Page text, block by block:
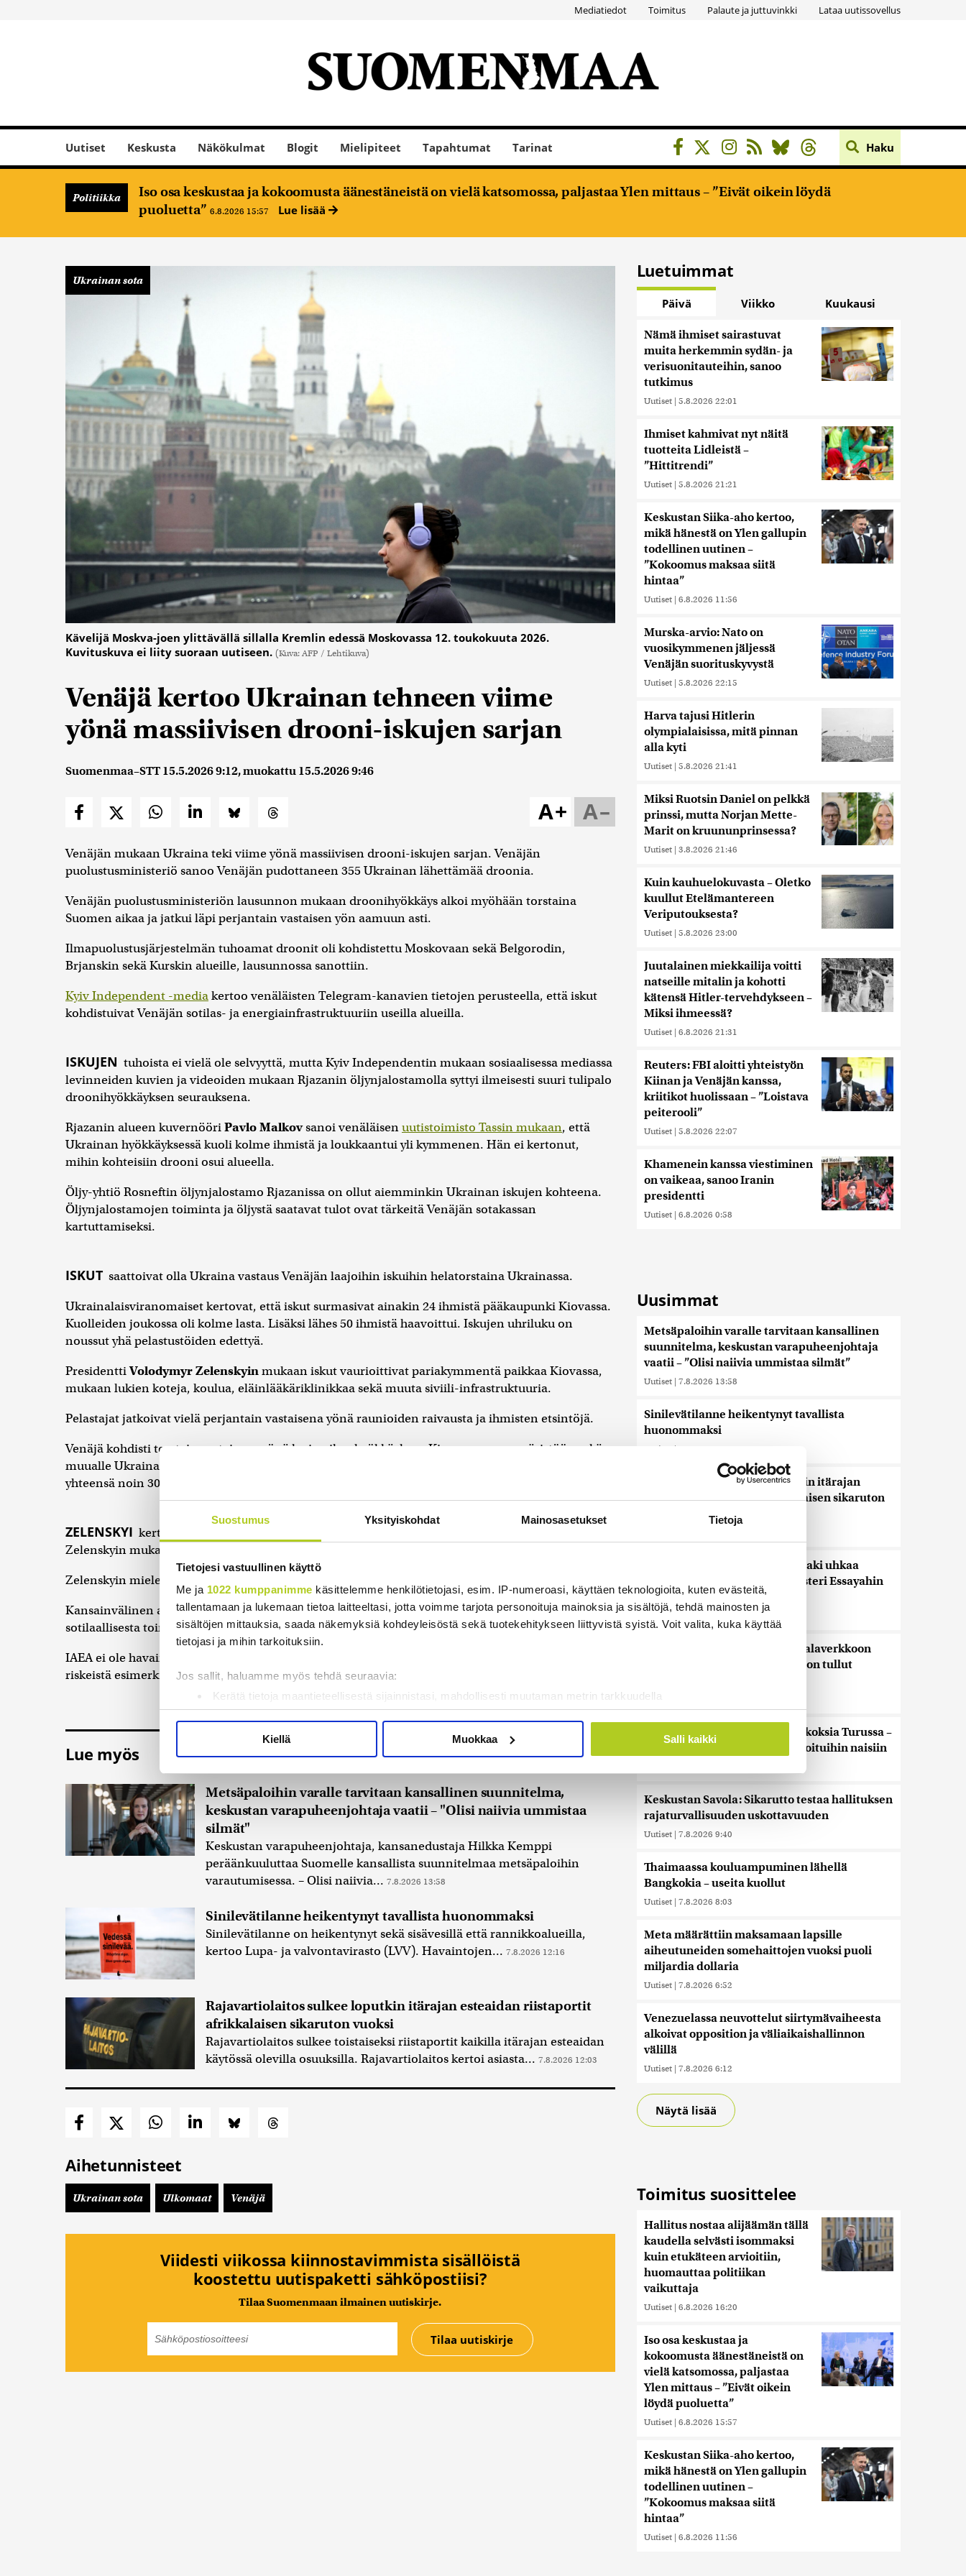
Suostumus Yksityiskohdat Mainosasetukset Tietoja
Tietojesi vastuullinen käyttö
Me ja 1022 kumppanimme käsittelemme henkilötietojasi, esim. IP-numeroasi, käyttäen teknologioita, kuten evästeitä,
tallentamaan ja lukemaan tietoa laitteeltasi, jotta voimme tarjota personoituja mainoksia ja sisältöjä, tehdä mainosten ja
sisältöjen mittauksia, saada näkemyksiä kohdeyleisöstä sekä tuotekehitykseen liittyvistä syistä. Voit valita, kuka käyttää
tietojasi ja mihin tarkoituksiin.
Jos sallit, haluamme myös tehdä seuraavia:
Kerätä tietoja maantieteellisestä sijainnistasi, mahdollisesti muutaman metrin tarkkuudella
Tunnistaa laitteesi skannaamalla sen ominaispiirteitä aktiivisesti (sormenjäljen muodostaminen)
Lue lisää siitä, miten henkilötietojasi käsitellään ja miten voit määrittää asetuksesi
. Voit muuttaa
Käytämme evästeitä tarjoamamme sisällön ja mainosten räätälöimiseen, sosiaalisen median ominaisuuksien tukemiseen
ja kävijämäärämme analysoimiseen. Lisäksi jaamme sosiaalisen median, mainosalan ja analytiikka-alan
kumppaneillemme tietoja siitä, miten käytät sivustoamme. Kumppanimme voivat yhdistää näitä tietoja muihin tietoihin, joita
olet antanut heille tai joita on kerätty, kun olet käyttänyt heidän palvelujaan. Tietoja saatetaan myös siirtää ulkomaille.
Kiellä Muokkaa Salli kaikki
Mediatiedot Toimitus Palaute ja juttuvinkki Lataa uutissovellus
Uutiset Keskusta Näkökulmat Blogit Mielipiteet Tapahtumat Tarinat Haku
Politiikka
Iso osa keskustaa ja kokoomusta äänestäneistä on vielä katsomossa, paljastaa Ylen mittaus – ”Eivät oikein löydä
puoluetta” 6.8.2026 15:57 Lue lisää
Ukrainan sota
Kävelijä Moskva-joen ylittävällä sillalla Kremlin edessä Moskovassa 12. toukokuuta 2026.
Kuvituskuva ei liity suoraan uutiseen. (Kuva: AFP / Lehtikuva)
Venäjä kertoo Ukrainan tehneen viime
yönä massiivisen drooni-iskujen sarjan
Suomenmaa–STT 15.5.2026 9:12, muokattu 15.5.2026 9:46
A–
A+
Venäjän mukaan Ukraina teki viime yönä massiivisen drooni-iskujen sarjan. Venäjän
puolustusministeriö sanoo Venäjän pudottaneen 355 Ukrainan lähettämää droonia.
Venäjän puolustusministeriön lausunnon mukaan droonihyökkäys alkoi myöhään torstaina
Suomen aikaa ja jatkui läpi perjantain vastaisen yön aamuun asti.
Ilmapuolustusjärjestelmän tuhoamat droonit oli kohdistettu Moskovaan sekä Belgorodin,
Brjanskin sekä Kurskin alueille, lausunnossa sanottiin.
Kyiv Independent -mediakertoo venäläisten Telegram-kanavien tietojen perusteella, että iskut
kohdistuivat Venäjän sotilas- ja energiainfrastruktuuriin useilla alueilla.
ISKUJEN tuhoista ei vielä ole selvyyttä, mutta Kyiv Independentin mukaan sosiaalisessa mediassa
levinneiden kuvien ja videoiden mukaan Rjazanin öljynjalostamolla syttyi ilmeisesti suuri tulipalo
droonihyökkäyksen seurauksena.
Rjazanin alueen kuvernööriPavlo Malkovsanoi venäläisenuutistoimisto Tassin mukaan, että
Ukrainan hyökkäyksessä kuoli kolme ihmistä ja loukkaantui yli kymmenen. Hän ei kertonut,
mihin kohteisiin drooni osui alueella.
Öljy-yhtiö Rosneftin öljynjalostamo Rjazanissa on ollut aiemminkin Ukrainan iskujen kohteena.
Öljynjalostamojen toiminta ja öljystä saatavat tulot ovat tärkeitä Venäjän sotakassan
kartuttamiseksi.
ISKUT saattoivat olla Ukraina vastaus Venäjän laajoihin iskuihin helatorstaina Ukrainassa.
Ukrainalaisviranomaiset kertovat, että iskut surmasivat ainakin 24 ihmistä pääkaupunki Kiovassa.
Kuolleiden joukossa oli kolme lasta. Lisäksi lähes 50 ihmistä haavoittui. Iskujen uhriluku on
noussut yhä pelastustöiden edettyä.
PresidenttiVolodymyr Zelenskyinmukaan iskut vaurioittivat pariakymmentä paikkaa Kiovassa,
mukaan lukien koteja, koulua, eläinlääkäriklinikkaa sekä muuta siviili-infrastruktuuria.
Pelastajat jatkoivat vielä perjantain vastaisena yönä raunioiden raivausta ja ihmisten etsintöjä.
Venäjä kohdisti torstain vastaisena yönä laajan ilmahyökkäyksen Kiovaan, sen ympäristöön sekä
muualle Ukrainaan. Zelenskyi kertoi torstaina, että Harkovassa ja Odessan alueella haavoittui
yhteensä noin 30 ihmistä.
ZELENSKYI kertoi myös, että Venäjä iski drooneilla kahdesti YK:n ajoneuvoon Hersonin alueella.
Zelenskyin mukaan kukaan ei haavoittunut.
Zelenskyin mielestä isku oli tahallinen. Maastoauto oli merkitty YK:n tunnuksin.
Kansainvälinen atomienergiajärjestö IAEA varoitti torstaina viime päivinä lisääntyneestä
sotilaallisesta toiminnasta useiden Ukrainan ydinkohteiden lähellä.
IAEA ei ole havainnut suoria vaikutuksia ydinturvallisuuteen, mutta on huolissaan merkittävistä
riskeistä esimerkiksi drooneista ydinvoimaloiden läheisyydessä.
Lue myös
Metsäpaloihin varalle tarvitaan kansallinen suunnitelma,
keskustan varapuheenjohtaja vaatii – "Olisi naiivia ummistaa
silmät"
Keskustan varapuheenjohtaja, kansanedustaja Hilkka Kemppi
peräänkuuluttaa Suomelle kansallista suunnitelmaa metsäpaloihin
varautumisessa. – Olisi naiivia... 7.8.2026 13:58
Sinilevätilanne heikentynyt tavallista huonommaksi
Sinilevätilanne on heikentynyt sekä sisävesillä että rannikkoalueilla,
kertoo Lupa- ja valvontavirasto (LVV). Havaintojen... 7.8.2026 12:16
Rajavartiolaitos sulkee loputkin itärajan esteaidan riistaportit
afrikkalaisen sikaruton vuoksi
Rajavartiolaitos sulkee toistaiseksi riistaportit kaikilla itärajan esteaidan
käytössä olevilla osuuksilla. Rajavartiolaitos kertoi asiasta... 7.8.2026 12:03
Aihetunnisteet
Ukrainan sota Ulkomaat Venäjä
Viidesti viikossa kiinnostavimmista sisällöistä
koostettu uutispaketti sähköpostiisi?
Tilaa Suomenmaan ilmainen uutiskirje.
Luetuimmat
Päivä Viikko Kuukausi
Nämä ihmiset sairastuvat
muita herkemmin sydän- ja
verisuonitauteihin, sanoo
tutkimus
Uutiset | 5.8.2026 22:01
Ihmiset kahmivat nyt näitä
tuotteita Lidleistä –
”Hittitrendi”
Uutiset | 5.8.2026 21:21
Keskustan Siika-aho kertoo,
mikä hänestä on Ylen gallupin
todellinen uutinen –
”Kokoomus maksaa siitä
hintaa”
Uutiset | 6.8.2026 11:56
Murska-arvio: Nato on
vuosikymmenen jäljessä
Venäjän suorituskyvystä
Uutiset | 5.8.2026 22:15
Harva tajusi Hitlerin
olympialaisissa, mitä pinnan
alla kyti
Uutiset | 5.8.2026 21:41
Miksi Ruotsin Daniel on pelkkä
prinssi, mutta Norjan Mette-
Marit on kruununprinsessa?
Uutiset | 3.8.2026 21:46
Kuin kauhuelokuvasta – Oletko
kuullut Etelämantereen
Veriputouksesta?
Uutiset | 5.8.2026 23:00
Juutalainen miekkailija voitti
natseille mitalin ja kohotti
kätensä Hitler-tervehdykseen –
Miksi ihmeessä?
Uutiset | 6.8.2026 21:31
Reuters: FBI aloitti yhteistyön
Kiinan ja Venäjän kanssa,
kriitikot huolissaan – ”Loistava
peiterooli”
Uutiset | 5.8.2026 22:07
Khamenein kanssa viestiminen
on vaikeaa, sanoo Iranin
presidentti
Uutiset | 6.8.2026 0:58
Uusimmat
Metsäpaloihin varalle tarvitaan kansallinen
suunnitelma, keskustan varapuheenjohtaja
vaatii – ”Olisi naiivia ummistaa silmät”
Uutiset | 7.8.2026 13:58
Sinilevätilanne heikentynyt tavallista
huonommaksi
Uutiset |
Rajavartiolaitos sulkee loputkin itärajan
esteaidan riistaportit afrikkalaisen sikaruton
Keskustan Siponen: Epäselvä laki uhkaa
pysäyttää kesähakkuut – ministeri Essayahin
korjattava tilanne
Uutiset
Saimaannorpan kuutti kuoli kalaverkkoon
Liperissä – jo vuoden 12:s tietoon tullut
Uutiset
Poliisi tutkii useita seksuaalirikoksia Turussa –
kohdistuneet sattumalta valikoituihin naisiin
Keskustan Savola: Sikarutto testaa hallituksen
rajaturvallisuuden uskottavuuden
Uutiset | 7.8.2026 9:40
Thaimaassa kouluampuminen lähellä
Bangkokia – useita kuollut
Uutiset | 7.8.2026 8:03
Meta määrättiin maksamaan lapsille
aiheutuneiden somehaittojen vuoksi puoli
miljardia dollaria
Uutiset | 7.8.2026 6:52
Venezuelassa neuvottelut siirtymävaiheesta
alkoivat opposition ja väliaikaishallinnon
välillä
Uutiset | 7.8.2026 6:12
Näytä lisää
Toimitus suosittelee
Hallitus nostaa alijäämän tällä
kaudella selvästi isommaksi
kuin etukäteen arvioitiin,
huomauttaa politiikan
vaikuttaja
Uutiset | 6.8.2026 16:20
Iso osa keskustaa ja
kokoomusta äänestäneistä on
vielä katsomossa, paljastaa
Ylen mittaus – ”Eivät oikein
löydä puoluetta”
Uutiset | 6.8.2026 15:57
Keskustan Siika-aho kertoo,
mikä hänestä on Ylen gallupin
todellinen uutinen –
”Kokoomus maksaa siitä
hintaa”
Uutiset | 6.8.2026 11:56